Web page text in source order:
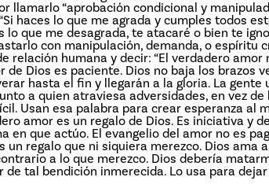
llamarlo “aprobación condicional y
haces lo que me agrada y cumples todos
lo que me desagrada, te atacaré o bien te
con manipulación, demanda, o espíritu
relación humana y decir: “El verdadero amor
de Dios es paciente. Dios no baja los brazos
hasta el fin y llegarán a la gloria. La
a quien atraviesa adversidades, en vez
Usan esa palabra para crear esperanza al
amor es un regalo de Dios. Es iniciativa y
en que actúo. El evangelio del amor no es
un regalo que ni siquiera merezco. Dios ama
a lo que merezco. Dios debería
de tal bendición inmerecida. Lo usa para